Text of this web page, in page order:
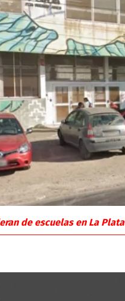
de escuelas en La Plata